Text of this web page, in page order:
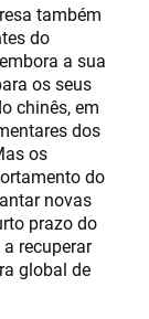
também
do
a sua
os seus
chinês, em
dos
os
do
novas
prazo do
recuperar
global de